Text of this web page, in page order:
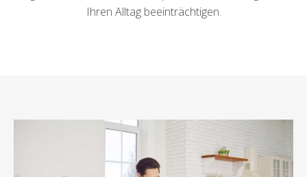
Ihren Alltag beeinträchtigen.